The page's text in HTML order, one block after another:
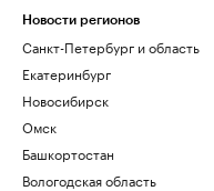
Новости регионов
Санкт-Петербург и область
Екатеринбург
Новосибирск
Омск
Башкортостан
Вологодская область